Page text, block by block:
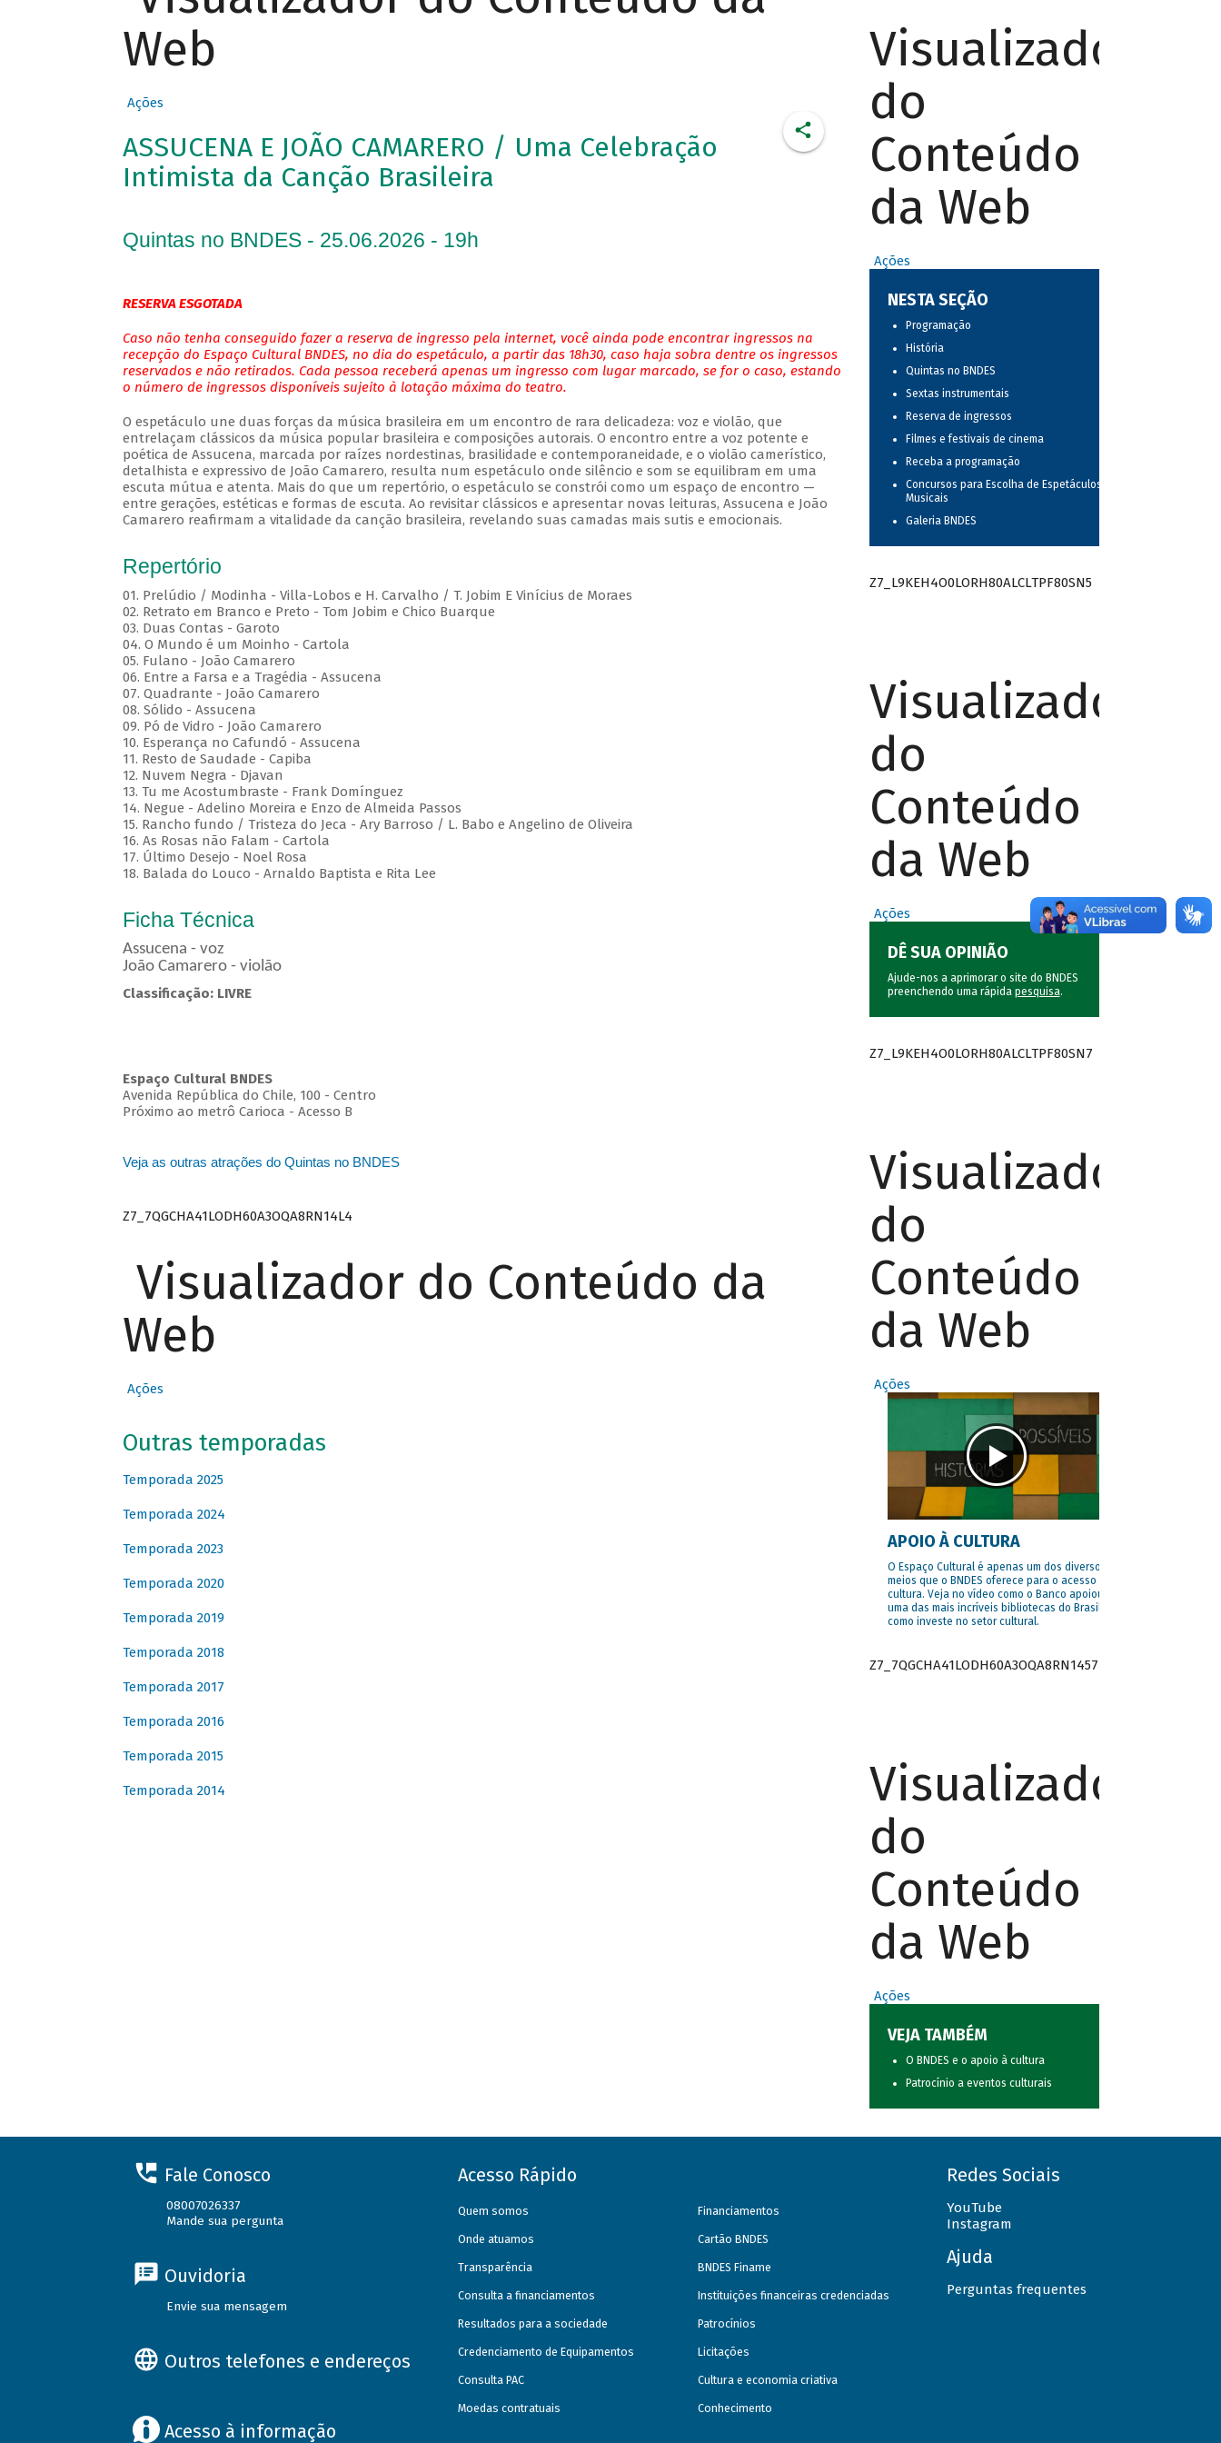
Web
Ações
ASSUCENA E JOÃO CAMARERO / Uma Celebração
Intimista da Canção Brasileira
Quintas no BNDES - 25.06.2026 - 19h
RESERVA ESGOTADA
Caso não tenha conseguido fazer a reserva de ingresso pela internet, você ainda pode encontrar ingressos na
recepção do Espaço Cultural BNDES, no dia do espetáculo, a partir das 18h30, caso haja sobra dentre os ingressos
reservados e não retirados. Cada pessoa receberá apenas um ingresso com lugar marcado, se for o caso, estando
o número de ingressos disponíveis sujeito à lotação máxima do teatro.
O espetáculo une duas forças da música brasileira em um encontro de rara delicadeza: voz e violão, que
entrelaçam clássicos da música popular brasileira e composições autorais. O encontro entre a voz potente e
poética de Assucena, marcada por raízes nordestinas, brasilidade e contemporaneidade, e o violão camerístico,
detalhista e expressivo de João Camarero, resulta num espetáculo onde silêncio e som se equilibram em uma
escuta mútua e atenta. Mais do que um repertório, o espetáculo se constrói como um espaço de encontro —
entre gerações, estéticas e formas de escuta. Ao revisitar clássicos e apresentar novas leituras, Assucena e João
Camarero reafirmam a vitalidade da canção brasileira, revelando suas camadas mais sutis e emocionais.
Repertório
01. Prelúdio / Modinha - Villa-Lobos e H. Carvalho / T. Jobim E Vinícius de Moraes
02. Retrato em Branco e Preto - Tom Jobim e Chico Buarque
03. Duas Contas - Garoto
04. O Mundo é um Moinho - Cartola
05. Fulano - João Camarero
06. Entre a Farsa e a Tragédia - Assucena
07. Quadrante - João Camarero
08. Sólido - Assucena
09. Pó de Vidro - João Camarero
10. Esperança no Cafundó - Assucena
11. Resto de Saudade - Capiba
12. Nuvem Negra - Djavan
13. Tu me Acostumbraste - Frank Domínguez
14. Negue - Adelino Moreira e Enzo de Almeida Passos
15. Rancho fundo / Tristeza do Jeca - Ary Barroso / L. Babo e Angelino de Oliveira
16. As Rosas não Falam - Cartola
17. Último Desejo - Noel Rosa
18. Balada do Louco - Arnaldo Baptista e Rita Lee
Ficha Técnica
Assucena - voz
João Camarero - violão
Classificação: LIVRE
Espaço Cultural BNDES
Avenida República do Chile, 100 - Centro
Próximo ao metrô Carioca - Acesso B
Veja as outras atrações do Quintas no BNDES
Z7_7QGCHA41LODH60A3OQA8RN14L4
Visualizador do Conteúdo da
Web
Ações
Outras temporadas
Temporada 2025
Temporada 2024
Temporada 2023
Temporada 2020
Temporada 2019
Temporada 2018
Temporada 2017
Temporada 2016
Temporada 2015
Temporada 2014
Visualizador
do
Conteúdo
da Web
Ações
NESTA SEÇÃO
Programação
História
Quintas no BNDES
Sextas instrumentais
Reserva de ingressos
Filmes e festivais de cinema
Receba a programação
Concursos para Escolha de Espetáculos
Musicais
Galeria BNDES
Z7_L9KEH4O0LORH80ALCLTPF80SN5
Visualizador
do
Conteúdo
da Web
Ações
DÊ SUA OPINIÃO
Ajude-nos a aprimorar o site do BNDES
preenchendo uma rápida pesquisa.
Z7_L9KEH4O0LORH80ALCLTPF80SN7
Visualizador
do
Conteúdo
da Web
Ações
APOIO À CULTURA
O Espaço Cultural é apenas um dos diversos
meios que o BNDES oferece para o acesso à
cultura. Veja no vídeo como o Banco apoiou
uma das mais incríveis bibliotecas do Brasil e
como investe no setor cultural.
Z7_7QGCHA41LODH60A3OQA8RN1457
Visualizador
do
Conteúdo
da Web
Ações
VEJA TAMBÉM
O BNDES e o apoio à cultura
Patrocínio a eventos culturais
Fale Conosco
08007026337
Mande sua pergunta
Ouvidoria
Envie sua mensagem
Outros telefones e endereços
Acesso à informação
Acesso Rápido
Quem somos
Onde atuamos
Transparência
Consulta a financiamentos
Resultados para a sociedade
Credenciamento de Equipamentos
Consulta PAC
Moedas contratuais
Financiamentos
Cartão BNDES
BNDES Finame
Instituições financeiras credenciadas
Patrocínios
Licitações
Cultura e economia criativa
Conhecimento
Redes Sociais
YouTube
Instagram
Ajuda
Perguntas frequentes